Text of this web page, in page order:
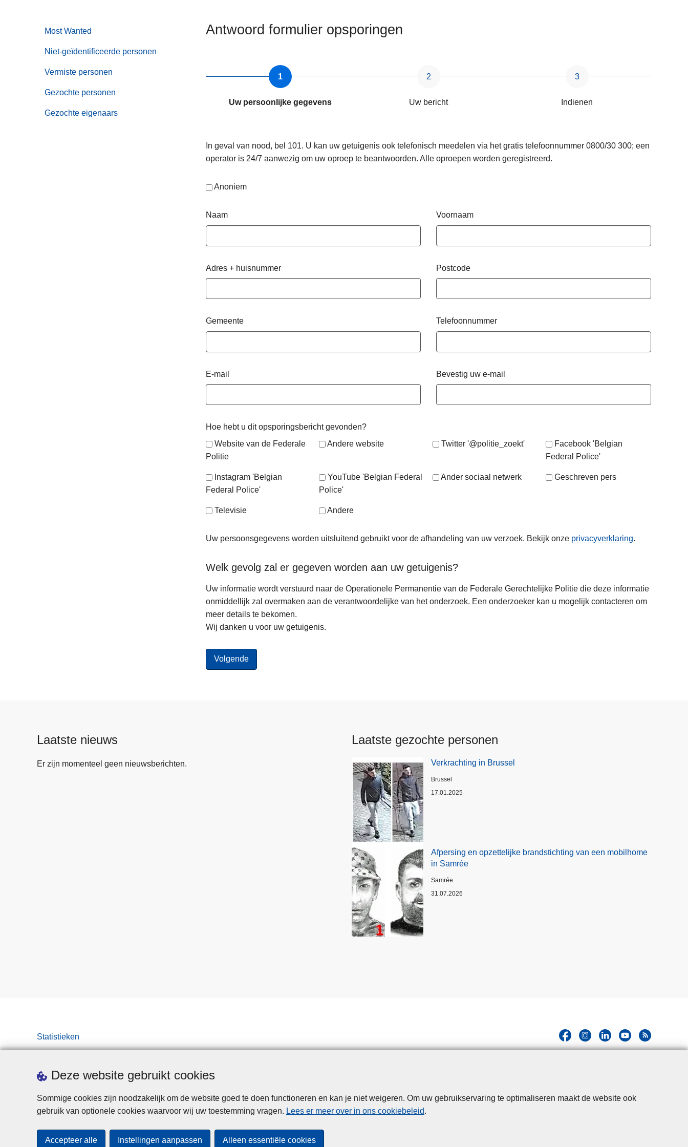
Deze website gebruikt cookies
Sommige cookies zijn noodzakelijk om de website goed te doen functioneren en kan je niet weigeren. Om uw gebruikservaring te optimaliseren maakt de website ook
gebruik van optionele cookies waarvoor wij uw toestemming vragen. Lees er meer over in ons cookiebeleid.
Accepteer alle Instellingen aanpassen Alleen essentiële cookies
Most Wanted
Niet-geïdentificeerde personen
Vermiste personen
Gezochte personen
Gezochte eigenaars
Antwoord formulier opsporingen
Uw persoonlijke gegevens Uw bericht Indienen
In geval van nood, bel 101. U kan uw getuigenis ook telefonisch meedelen via het gratis telefoonnummer 0800/30 300; een
operator is 24/7 aanwezig om uw oproep te beantwoorden. Alle oproepen worden geregistreerd.
Anoniem
Naam Voornaam
Adres + huisnummer Postcode
Gemeente Telefoonnummer
E-mail Bevestig uw e-mail
Hoe hebt u dit opsporingsbericht gevonden?
Website van de Federale
Politie
Andere website Twitter '@politie_zoekt'
Facebook 'Belgian
Federal Police'
Instagram 'Belgian
Federal Police'
YouTube 'Belgian Federal
Police'
Ander sociaal netwerk Geschreven pers
Televisie Andere
Uw persoonsgegevens worden uitsluitend gebruikt voor de afhandeling van uw verzoek. Bekijk onze privacyverklaring.
Welk gevolg zal er gegeven worden aan uw getuigenis?
Uw informatie wordt verstuurd naar de Operationele Permanentie van de Federale Gerechtelijke Politie die deze informatie
onmiddellijk zal overmaken aan de verantwoordelijke van het onderzoek. Een onderzoeker kan u mogelijk contacteren om
meer details te bekomen.
Wij danken u voor uw getuigenis.
Laatste nieuws
Er zijn momenteel geen nieuwsberichten.
Laatste gezochte personen
Verkrachting in Brussel
Plaats
Brussel
17.01.2025
Afpersing en opzettelijke brandstichting van een mobilhome
in Samrée
Plaats
Samrée
31.07.2026
Statistieken
Disclaimer Privacy Cookies Toegankelijkheid
© 2026 Politie.be